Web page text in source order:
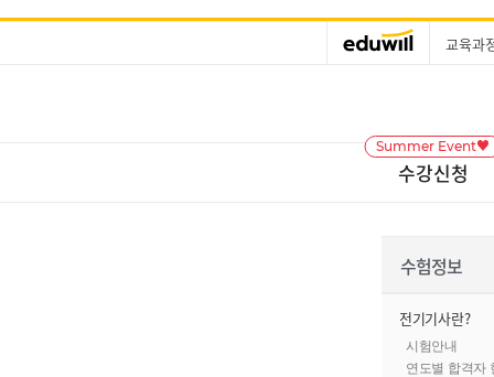
교육과
수강신청
Summer Event♥
수험정보
전기기사란?
시험안내
연도별 합격자